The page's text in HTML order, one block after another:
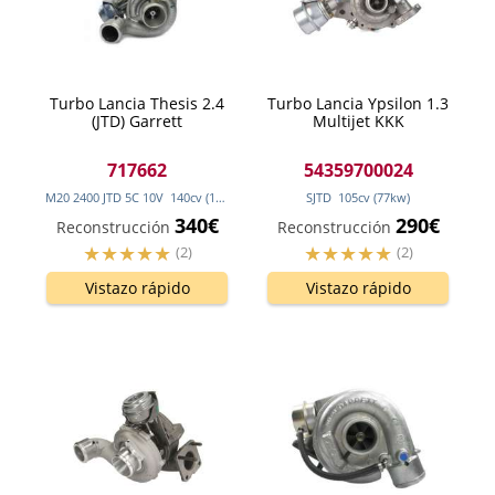
Turbo Lancia Thesis 2.4
(JTD) Garrett
717662
M20 2400 JTD 5C 10V 140cv (103
Reconstrucción 340€
(2)
Vistazo rápido
Turbo Lancia Ypsilon 1.3
Multijet KKK
54359700024
SJTD 105cv (77kw)
Reconstrucción 290€
(2)
Vistazo rápido